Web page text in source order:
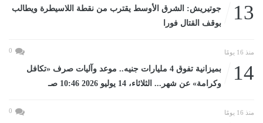
13
جوتيريش: الشرق الأوسط يقترب من نقطة اللاسيطرة ويطالب
بوقف القتال فورا
منذ 16 يومًا 0
14
بميزانية تفوق 4 مليارات جنيه.. موعد وآليات صرف «تكافل
وكرامة» عن شهر... الثلاثاء، 14 يوليو 2026 10:46 صـ
منذ 16 يومًا 0